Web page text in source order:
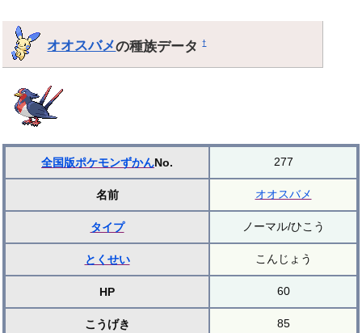
オオスバメの種族データ†
全国版ポケモンずかんNo. 277
名前 オオスバメ
タイプ ノーマル/ひこう
とくせい こんじょう
HP 60
こうげき 85